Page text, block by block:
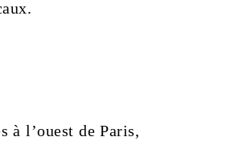
à l’ouest de Paris,